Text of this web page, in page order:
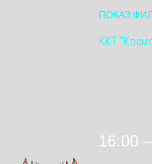
ПОКАЗ
ККТ
16:00